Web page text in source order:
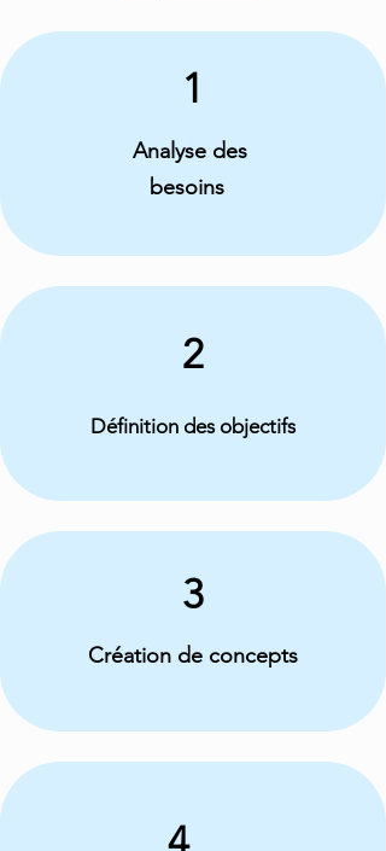
1
Analyse des
besoins
2
Définition des objectifs
3
Création de concepts